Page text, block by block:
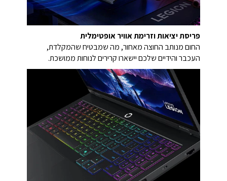
פריסת יציאות וזרימת אוויר אופטימלית
החום מנותב החוצה מאחור, מה שמבטיח שהמקלדת,
העכבר והידיים שלכם יישארו קרירים לנוחות ממושכת.